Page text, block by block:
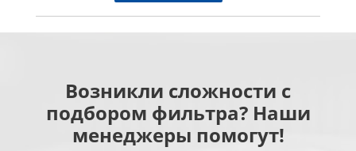
Возникли сложности с
подбором фильтра? Наши
менеджеры помогут!